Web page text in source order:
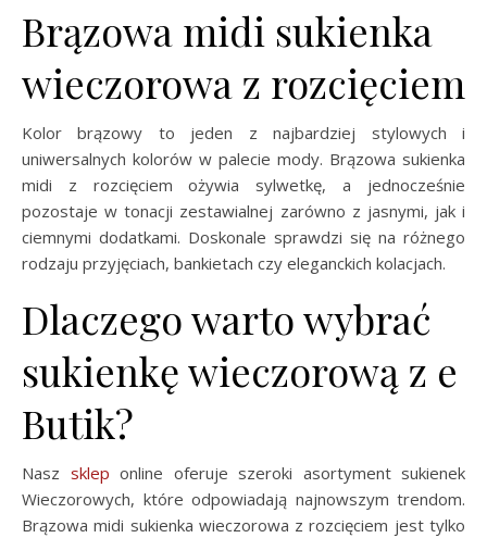
Brązowa midi sukienka
wieczorowa z rozcięciem
Kolor brązowy to jeden z najbardziej stylowych i
uniwersalnych kolorów w palecie mody. Brązowa sukienka
midi z rozcięciem ożywia sylwetkę, a jednocześnie
pozostaje w tonacji zestawialnej zarówno z jasnymi, jak i
ciemnymi dodatkami. Doskonale sprawdzi się na różnego
rodzaju przyjęciach, bankietach czy eleganckich kolacjach.
Dlaczego warto wybrać
sukienkę wieczorową z e
Butik?
Nasz sklep online oferuje szeroki asortyment sukienek
Wieczorowych, które odpowiadają najnowszym trendom.
Brązowa midi sukienka wieczorowa z rozcięciem jest tylko